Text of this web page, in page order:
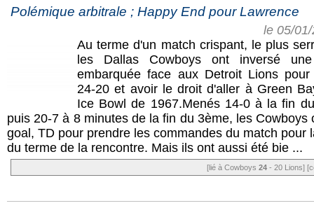
Polémique arbitrale ; Happy End pour Lawrence
le 05/
Au terme d'un match crispant, le plus
les Dallas Cowboys ont inversé
embarquée face aux Detroit Lions pour
24-20 et avoir le droit d'aller à Green
Ice Bowl de 1967.Menés 14-0 à la fin
puis 20-7 à 8 minutes de la fin du 3ème, les Cowboys
goal, TD pour prendre les commandes du match pour
du terme de la rencontre. Mais ils ont aussi été bie ...
[lié à Cowboys 24 - 20 Lions]